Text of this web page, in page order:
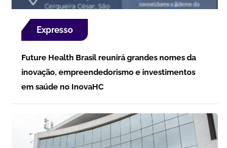
Expresso
Future Health Brasil reunirá grandes nomes da
inovação, empreendedorismo e investimentos
em saúde no InovaHC